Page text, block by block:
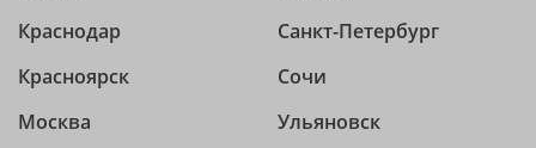
Краснодар
Красноярск
Москва
Санкт-Петербург
Сочи
Ульяновск